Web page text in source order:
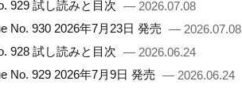
929 試し読みと目次 — 2026.07.08
No. 930 2026年7月23日 発売 — 2026.07.08
928 試し読みと目次 — 2026.06.24
No. 929 2026年7月9日 発売 — 2026.06.24